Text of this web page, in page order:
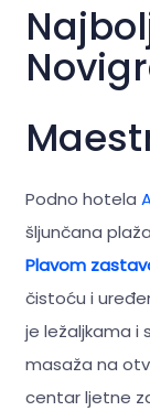
Podno hotela
šljunčana
Plavom
čistoću i
je ležaljkama i
masaža na
centar ljetne